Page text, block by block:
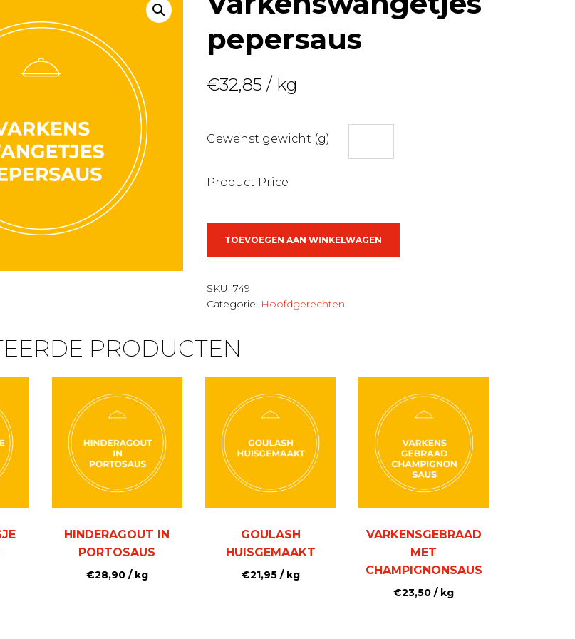
pepersaus
€32,85 / kg
Gewenst gewicht (g)
Product Price
TOEVOEGEN AAN WINKELWAGEN
SKU:749
Categorie: Hoofdgerechten
PRODUCTEN
HINDERAGOUT IN
PORTOSAUS
€28,90/ kg
GOULASH
HUISGEMAAKT
€21,95/ kg
VARKENSGEBRAAD
MET
CHAMPIGNONSAUS
€23,50 / kg